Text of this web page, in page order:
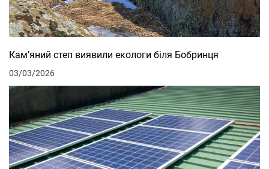
Кам’яний степ виявили екологи біля Бобринця
03/03/2026